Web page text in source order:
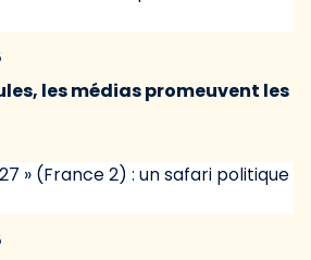
les médias promeuvent les